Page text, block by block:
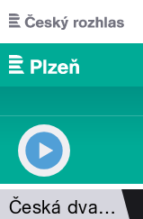
Přejít k hlavnímu
Česká dvanáctka